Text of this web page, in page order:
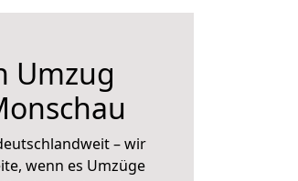
Umzug
– wir
wenn es Umzüge